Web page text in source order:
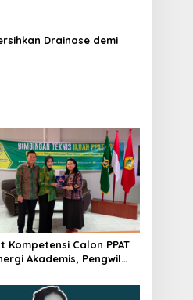
Drainase demi
Kompetensi Calon PPAT
Akademis, Pengwil